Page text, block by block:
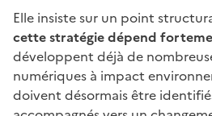
Elle insiste sur un point
cette stratégie dépend
développent déjà de
numériques à impact
doivent désormais être